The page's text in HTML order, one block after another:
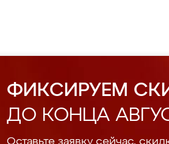
ФИКСИРУЕМ
ДО КОНЦА
Оставьте заявку сейчас,